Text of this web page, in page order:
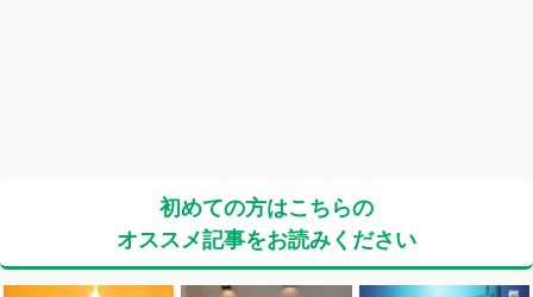
初めての方はこちらの
オススメ記事をお読みください